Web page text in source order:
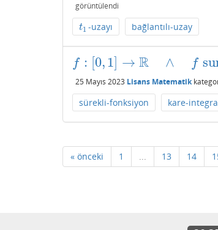
görüntülendi
t1
t1 -uzayı bağlantılı-uzay
f : [0,1] → R ∧ f
f:[ 0 1]→R ∧fsurekli⟹ R|f(x
25 Mayıs 2023 Lisans Matematik
sürekli-fonksiyon kare-
« önceki 1 ... 13 14